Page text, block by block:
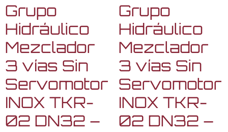
Grupo
Hidráulico
Mezclador
3 vías Sin
Servomotor
INOX TKR-
02 DN32 –
Grupo
Hidráulico
Mezclador
3 vías Sin
Servomotor
INOX TKR-
02 DN32 –